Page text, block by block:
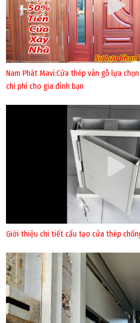
Nam Phát Mavi:Cửa thép vân gỗ lựa
chi phí cho gia đình bạn
Giới thiệu chi tiết cấu tạo cửa thép